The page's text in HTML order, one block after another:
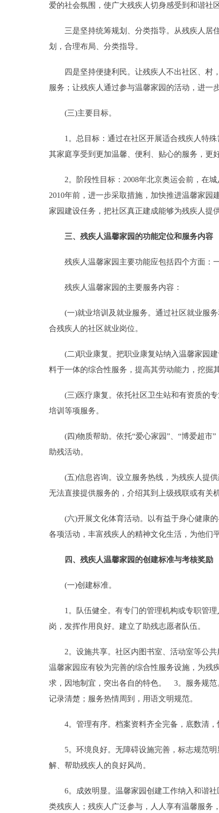
爱的社会氛围，使广大残疾人切身感受到和谐
三是坚持统筹规划、分类指导。从残疾人居住
划，合理布局、分类指导。
四是坚持便捷利民。让残疾人不出社区、村，
服务；让残疾人通过参与温馨家园的活动，进
(三)主要目标。
1。总目标：通过在社区开展适合残疾人特殊
其家庭享受到更加温馨、便利、贴心的服务，
2。阶段性目标：2008年北京奥运会前，在城
2010年前，进一步采取措施，加快推进温馨家
家园建设任务，把社区真正建成能够为残疾人
三、残疾人温馨家园的功能定位和服务内
残疾人温馨家园主要功能应包括四个方面：
残疾人温馨家园的主要服务内容：
(一)就业培训及就业服务。通过社区就业服务
合残疾人的社区就业岗位。
(二)职业康复。把职业康复站纳入温馨家园建
料于一体的综合性服务，提高其劳动能力，挖
(三)医疗康复。依托社区卫生站和有资质的专
培训等项服务。
(四)物质帮助。依托“爱心家园”、“博爱超市”
助残活动。
(五)信息咨询。设立服务热线，为残疾人提供
无法直接提供服务的，介绍其到上级残联或有
(六)开展文化体育活动。以有益于身心健康的
各项活动，丰富残疾人的精神文化生活，为他
四、残疾人温馨家园的创建标准与考核奖
(一)创建标准。
1。队伍健全。有专门的管理机构或专职管理
岗，发挥作用良好。建立了助残志愿者队伍。
2。设施共享。社区内图书室、活动室等公共
温馨家园应有较为完善的综合性服务设施，为残
求，因地制宜，突出各自的特色。 3。服务规范
记录清楚；服务热情周到，用语文明规范。
4。管理有序。档案资料齐全完备，底数清，
5。环境良好。无障碍设施完善，标志规范明
解、帮助残疾人的良好风尚。
6。成效明显。温馨家园创建工作纳入和谐社
类残疾人；残疾人广泛参与，人人享有温馨服